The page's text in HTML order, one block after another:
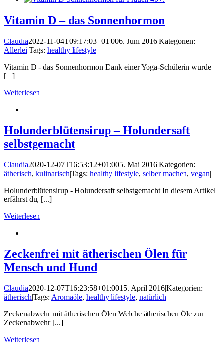
Vitamin D – das Sonnenhormon
Claudia2022-11-04T09:17:03+01:006. Juni 2016|Kategorien:
Allerlei|Tags: healthy lifestyle|
Vitamin D - das Sonnenhormon Dank einer Yoga-Schülerin wurde
[...]
Weiterlesen
Holunderblütensirup – Holundersaft
selbstgemacht
Claudia2020-12-07T16:53:12+01:005. Mai 2016|Kategorien:
ätherisch, kulinarisch|Tags: healthy lifestyle, selber machen, vegan|
Holunderblütensirup - Holundersaft selbstgemacht In diesem Artikel
erfährst du, [...]
Weiterlesen
Zeckenfrei mit ätherischen Ölen für
Mensch und Hund
Claudia2020-12-07T16:23:58+01:0015. April 2016|Kategorien:
ätherisch|Tags: Aromaöle, healthy lifestyle, natürlich|
Zeckenabwehr mit ätherischen Ölen Welche ätherischen Öle zur
Zeckenabwehr [...]
Weiterlesen